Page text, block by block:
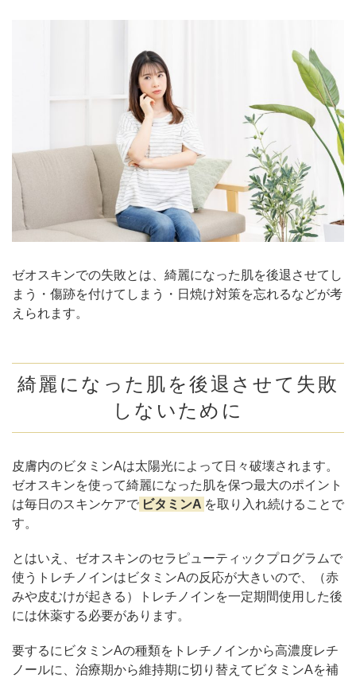
ゼオスキンでの失敗とは、綺麗になった肌を後退させてし
まう・傷跡を付けてしまう・日焼け対策を忘れるなどが考
えられます。
綺麗になった肌を後退させて失敗
しないために
皮膚内のビタミンAは太陽光によって日々破壊されます。
ゼオスキンを使って綺麗になった肌を保つ最大のポイント
は毎日のスキンケアで ビタミンA を取り入れ続けることで
す。
とはいえ、ゼオスキンのセラピューティックプログラムで
使うトレチノインはビタミンAの反応が大きいので、（赤
みや皮むけが起きる）トレチノインを一定期間使用した後
には休薬する必要があります。
要するにビタミンAの種類をトレチノインから高濃度レチ
ノールに、 治療期から維持期に切り替えてビタミンAを補